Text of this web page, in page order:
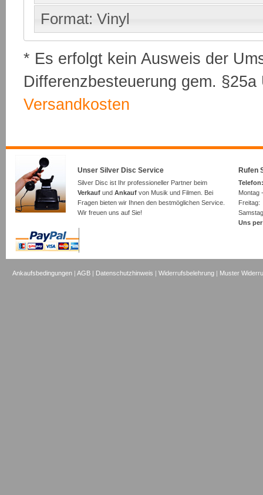
Format: Vinyl
* Es erfolgt kein Ausweis der
Differenzbesteuerung gem.
Versandkosten
Unser Silver Disc Service
Silver Disc ist Ihr professioneller Partner beim
Verkauf und Ankauf von Musik und Filmen. Bei
Fragen bieten wir Ihnen den bestmöglichen Service.
Wir freuen uns auf Sie!
Rufen
Montag
Uns
Ankaufsbedingungen |AGB | Datenschutzhinweis |Widerrufsbelehrung | Muster